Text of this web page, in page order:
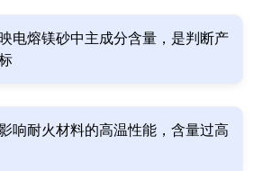
电熔镁砂中主成分含量，是判断产
响耐火材料的高温性能，含量过高